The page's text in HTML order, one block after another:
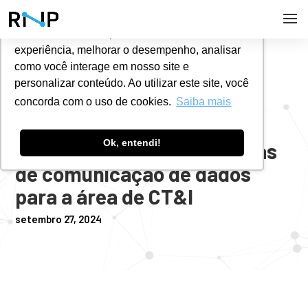
experiência, melhorar o desempenho, analisar
como você interage em nosso site e
personalizar conteúdo. Ao utilizar este site, você
concorda com o uso de cookies. Saiba mais
Ok, entendi!
# NOTÍCIAS
CBPF recebe o WTR-RJ e
discute as novas tecnologias
de comunicação de dados
para a área de CT&I
setembro 27, 2024